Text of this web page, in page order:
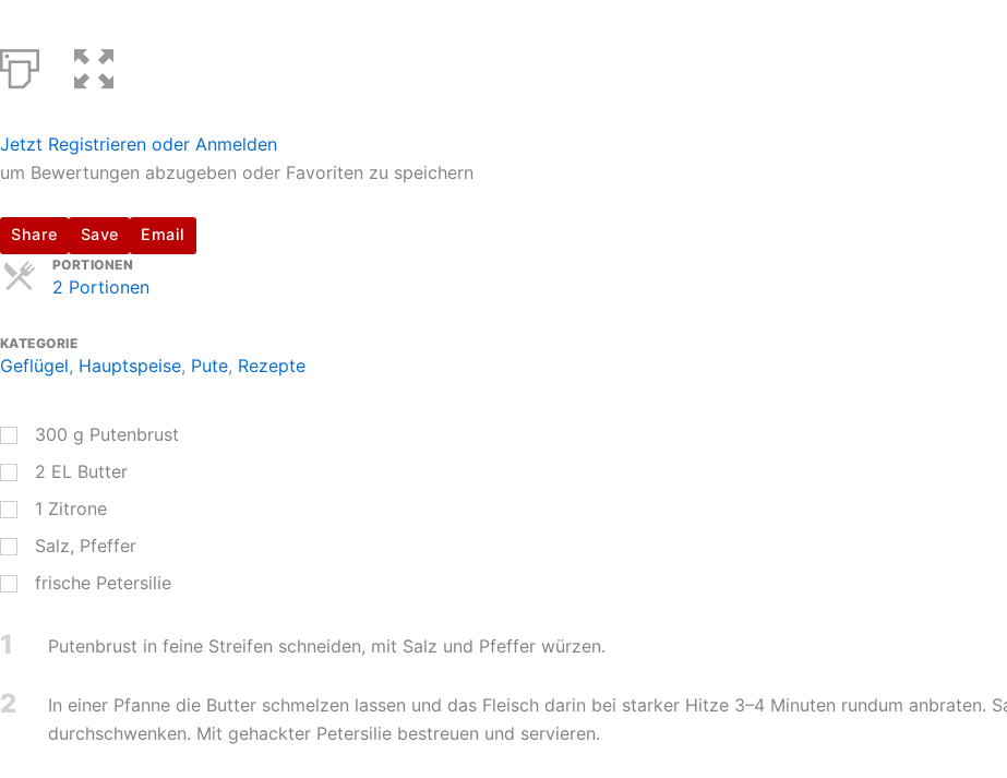
Jetzt Registrieren oder Anmelden
um Bewertungen abzugeben oder Favoriten zu speichern
Share Save Email
PORTIONEN
2 Portionen
KATEGORIE
Geflügel, Hauptspeise, Pute, Rezepte
300 g Putenbrust
2 EL Butter
1 Zitrone
Salz, Pfeffer
frische Petersilie
1 Putenbrust in feine Streifen schneiden, mit Salz und Pfeffer würzen.
2
In einer Pfanne die Butter schmelzen lassen und das Fleisch darin bei starker Hitze 3–4 Minuten rundum anbraten.
durchschwenken. Mit gehackter Petersilie bestreuen und servieren.